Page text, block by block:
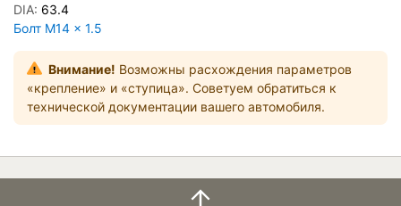
DIA: 63.4
Болт M14 × 1.5
Внимание! Возможны расхождения параметров
«крепление» и «ступица». Советуем обратиться к
технической документации вашего автомобиля.